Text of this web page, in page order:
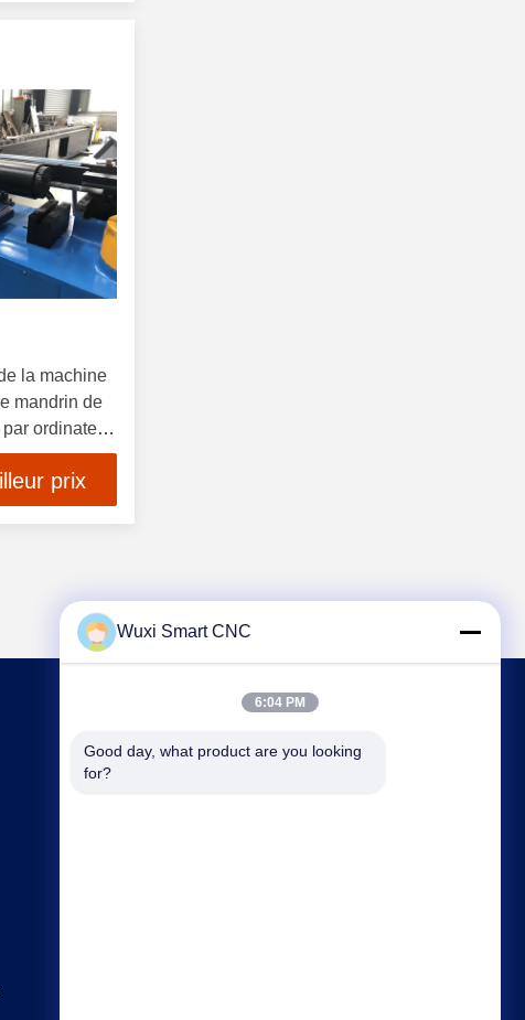
la machine
mandrin de
ordinateur
prix
NOUS CONTACTER
sales@chinasmartcnc.com
Wuxi Smart CNC
6:04 PM
Good day, what product are you looking
for?